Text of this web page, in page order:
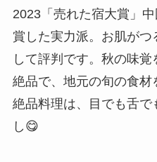
2023「売れた宿大賞」
賞した実力派。お肌がつ
して評判です。秋の味
絶品で、地元の旬の食
絶品料理は、目でも舌
し😋